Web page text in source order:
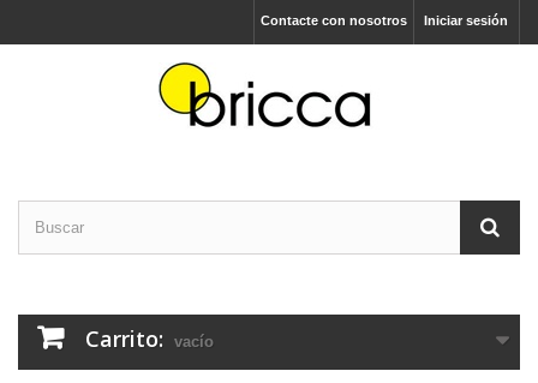
Iniciar sesión
Contacte con nosotros
Carrito: vacío